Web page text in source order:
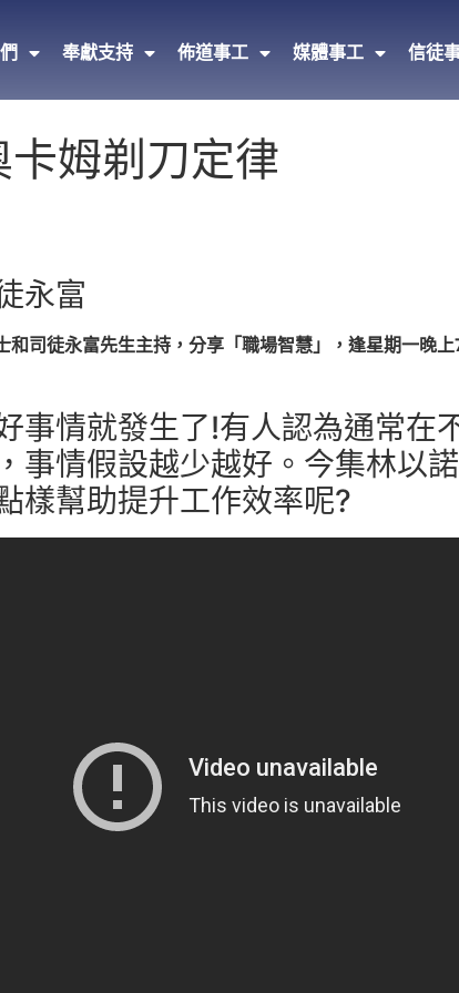
奉獻支持 佈道事工 媒體事工 信徒
姆剃刀定律
永富
和司徒永富先生主持，分享「職場智慧」，逢星期一晚
事情就發生了!有人認為通常在
事情假設越少越好。今集林以
樣幫助提升工作效率呢?